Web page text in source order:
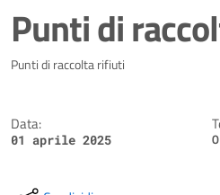
Punti di
Dettagli della
Punti di raccolta rifiuti
Data:
01 aprile 2025